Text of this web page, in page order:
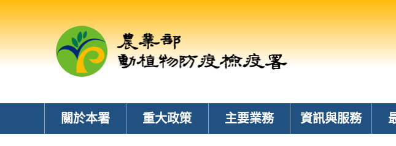
關於本署 重大政策 主要業務 資訊與服務